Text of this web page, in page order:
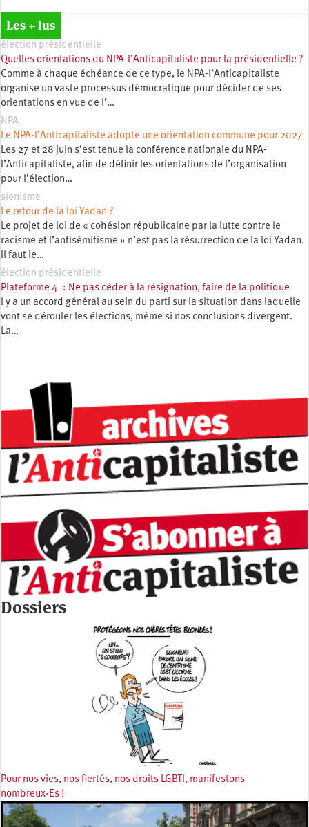
Les + lus
élection présidentielle
Quelles orientations du NPA-l’Anticapitaliste pour la présidentielle ?
Comme à chaque échéance de ce type, le NPA-l’Anticapitaliste
organise un vaste processus démocratique pour décider de ses
orientations en vue de l’…
NPA
Le NPA-l’Anticapitaliste adopte une orientation commune pour 2027
Les 27 et 28 juin s’est tenue la conférence nationale du NPA-
l’Anticapitaliste, afin de définir les orientations de l’organisation
pour l’élection…
sionisme
Le retour de la loi Yadan ?
Le projet de loi de « cohésion républicaine par la lutte contre le
racisme et l’antisémitisme » n’est pas la résurrection de la loi Yadan.
Il faut le…
élection présidentielle
Plateforme 4 : Ne pas céder à la résignation, faire de la politique
l y a un accord général au sein du parti sur la situation dans laquelle
vont se dérouler les élections, même si nos conclusions divergent.
La…
Dossiers
Pour nos vies, nos fiertés, nos droits LGBTI, manifestons
nombreux·Es !